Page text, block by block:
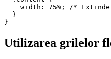
width: 75%; /*
  }
Utilizarea grilelor